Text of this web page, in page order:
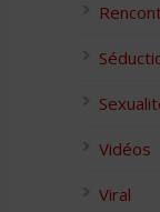
Vidéos
Viral